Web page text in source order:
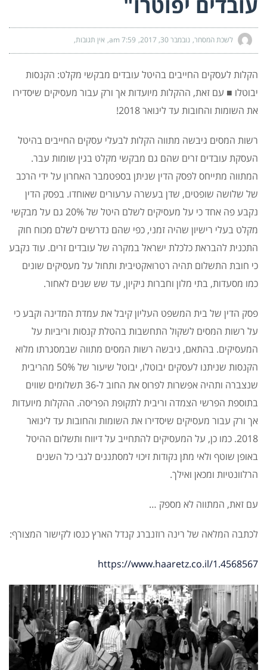
לשכת המסחר נובמבר 30, 2017 7:59 am אין תגובות
הקלות לעסקים החייבים בהיטל עובדים מבקשי מקלט: הקנסות
יבוטלו ■ עם זאת, ההקלות מיועדות אך ורק עבור מעסיקים שיסדירו
את השומות והחובות עד לינואר 2018!
רשות המסים גיבשה מתווה הקלות לבעלי עסקים החייבים בהיטל
העסקת עובדים זרים שהם גם מבקשי מקלט בגין שומות עבר.
המתווה מתייחס לפסק הדין שניתן בספטמבר האחרון על ידי הרכב
של שלושה שופטים, שדן בעשרה ערעורים שאוחדו. בפסק הדין
נקבע פה אחד כי על מעסיקים לשלם היטל של 20% גם על מבקשי
מקלט בעלי רישיון שהיה זמני, כפי שהם נדרשים לשלם מכוח חוק
התכנית להבראת כלכלת ישראל במקרה של עובדים זרים. עוד נקבע
כי חובת התשלום תהיה רטרואקטיבית ותחול על מעסיקים שונים
כמו מסעדות, בתי מלון וחברות ניקיון, עד שש שנים לאחור.
פסק הדין של בית המשפט העליון קיבל את עמדת המדינה וקבע כי
על רשות המסים לשקול התחשבות בהטלת קנסות וריביות על
המעסיקים. בהתאם, גיבשה רשות המסים מתווה שבמסגרתו מלוא
הקנסות שניתנו לעסקים יבוטלו, יבוטל שיעור של 50% מהריבית
שנצברה ותהיה אפשרות לפרוס את החוב ל-36 תשלומים שווים
בתוספת הפרשי הצמדה וריבית לתקופת הפריסה. ההקלות מיועדות
אך ורק עבור מעסיקים שיסדירו את השומות והחובות עד לינואר
2018. כמו כן, על המעסיקים להתחייב על דיווח ותשלום ההיטל
באופן שוטף ולאי מתן נקודות זיכוי למסתננים לגבי כל השנים
הרלוונטיות ומכאן ואילך.
עם זאת, המתווה לא מספק …
לכתבה המלאה של רינה רוזנברג קנדל הארץ כנסו לקישור המצורף:
https://www.haaretz.co.il/1.4568567